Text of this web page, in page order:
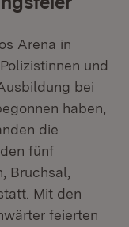
Arena in
und
bei
in neuem
haben,
die
fünf
Bruchsal,
Mit den
feierten